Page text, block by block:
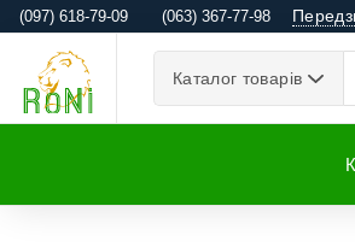
(097) 618-79-09 (063) 367-77-98
Каталог товарів